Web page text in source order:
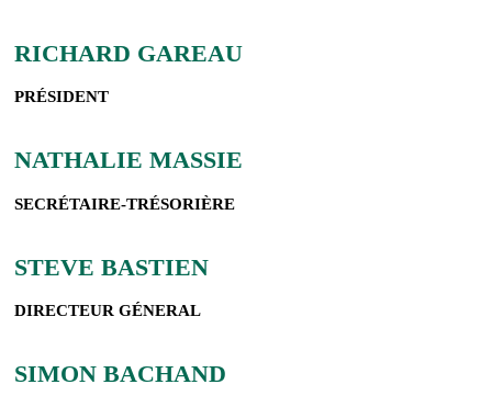
RICHARD GAREAU
PRÉSIDENT
NATHALIE MASSIE
SECRÉTAIRE-TRÉSORIÈRE
STEVE BASTIEN
DIRECTEUR GÉNERAL
SIMON BACHAND